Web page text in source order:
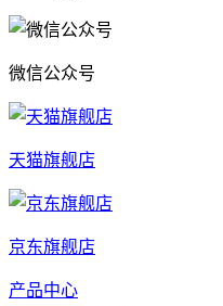
微信公众号
天猫旗舰店
京东旗舰店
产品中心